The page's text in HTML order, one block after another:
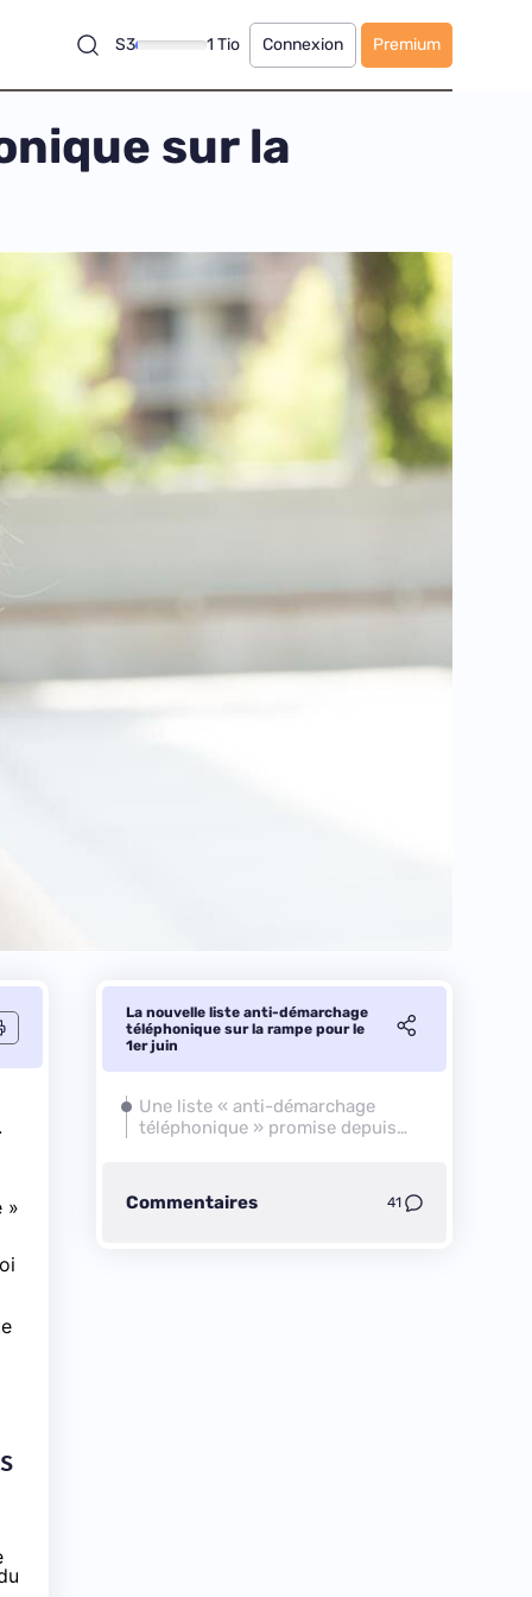
S3 1 Tio Connexion Premium
sur la
»
La nouvelle liste anti-démarchage
téléphonique sur la rampe pour le
1er juin
Une liste « anti-démarchage
téléphonique » promise depuis
Commentaires 41